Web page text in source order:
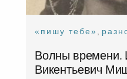
«пишу тебе»,
Волны времени.
Викентьевич